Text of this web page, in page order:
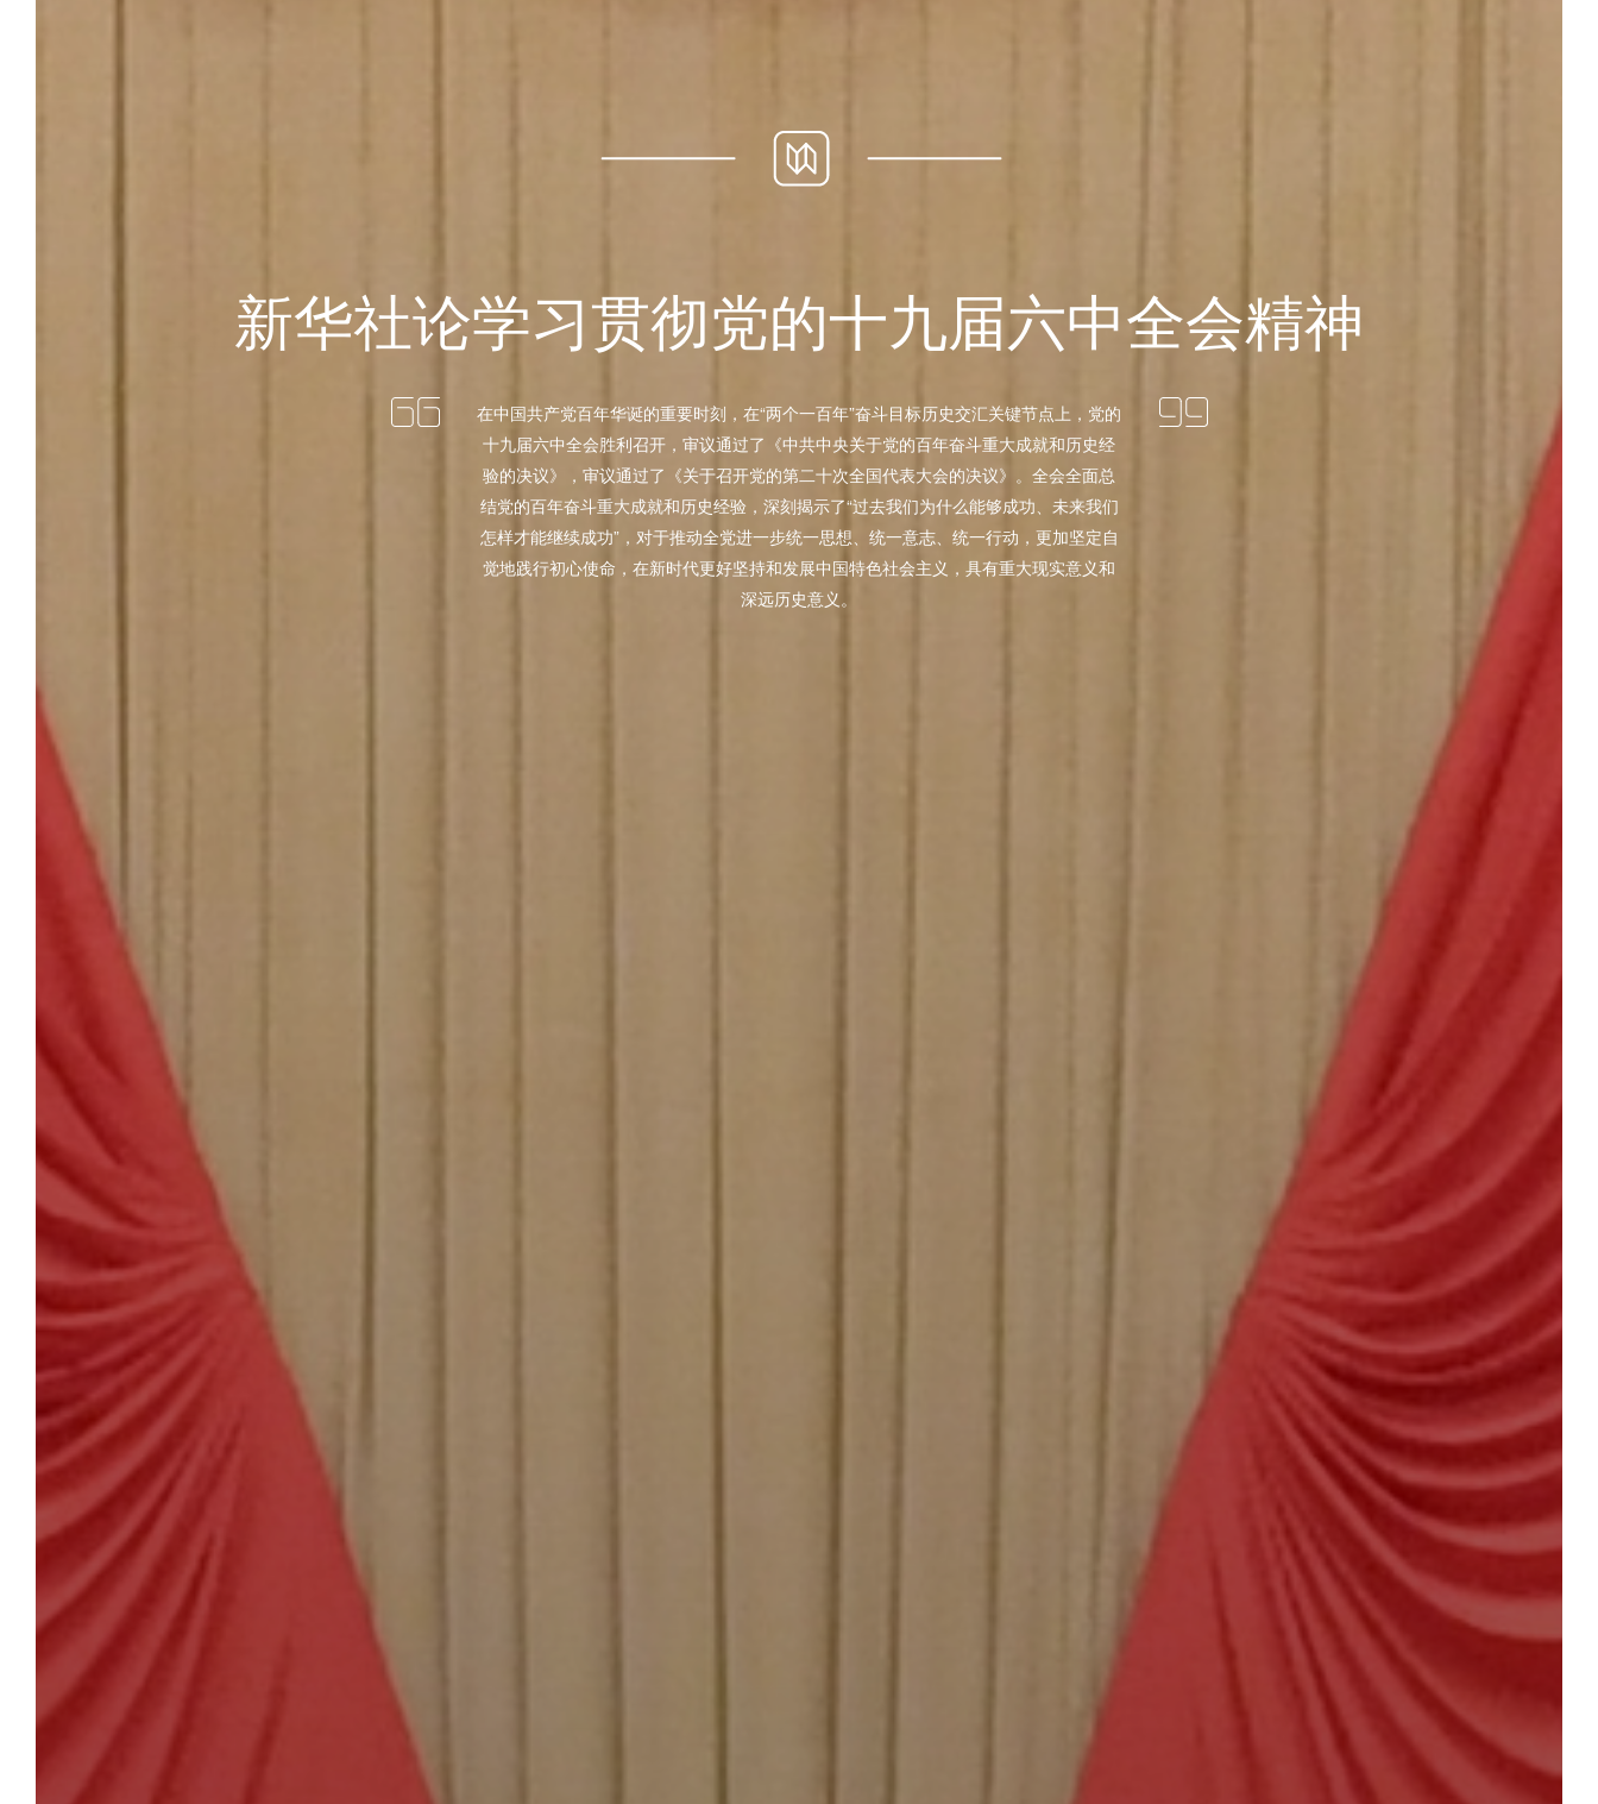
新华社论学习贯彻党的十九届六中全会精神
在中国共产党百年华诞的重要时刻，在“两个一百年”奋斗目标历史交汇关键节点上，党的
十九届六中全会胜利召开，审议通过了《中共中央关于党的百年奋斗重大成就和历史经
验的决议》，审议通过了《关于召开党的第二十次全国代表大会的决议》。全会全面总
结党的百年奋斗重大成就和历史经验，深刻揭示了“过去我们为什么能够成功、未来我们
怎样才能继续成功”，对于推动全党进一步统一思想、统一意志、统一行动，更加坚定自
觉地践行初心使命，在新时代更好坚持和发展中国特色社会主义，具有重大现实意义和
深远历史意义。